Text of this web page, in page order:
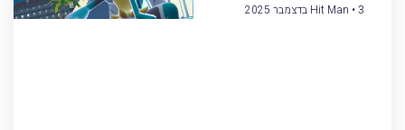
Hit Man 3 בדצמבר 2025